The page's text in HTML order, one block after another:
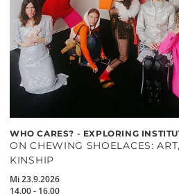
WHO CARES? - EXPLORING
ON CHEWING SHOELACES:
KINSHIP
Mi 23.9.2026
14.00 - 16.00